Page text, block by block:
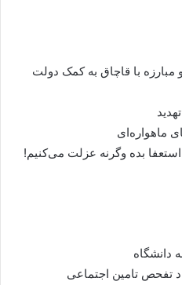
مبارزه با قاچاق به کمک دولت
ماهواره‌ای
بده وگرنه عزلت می‌کنیم!
دانشگاه
تفحص تامین اجتماعی